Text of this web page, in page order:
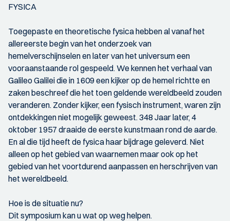
FYSICA
Toegepaste en theoretische fysica hebben al vanaf het
allereerste begin van het onderzoek van
hemelverschijnselen en later van het universum een
vooraanstaande rol gespeeld. We kennen het verhaal van
Galileo Galilei die in 1609 een kijker op de hemel richtte en
zaken beschreef die het toen geldende wereldbeeld zouden
veranderen. Zonder kijker, een fysisch instrument, waren zijn
ontdekkingen niet mogelijk geweest. 348 Jaar later, 4
oktober 1957 draaide de eerste kunstmaan rond de aarde.
En al die tijd heeft de fysica haar bijdrage geleverd. Niet
alleen op het gebied van waarnemen maar ook op het
gebied van het voortdurend aanpassen en herschrijven van
het wereldbeeld.
Hoe is de situatie nu?
Dit symposium kan u wat op weg helpen.